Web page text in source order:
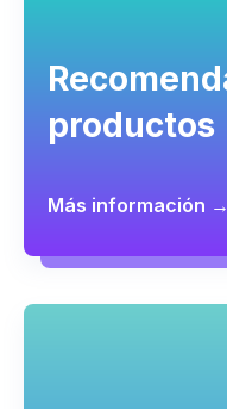
productos
Más información →